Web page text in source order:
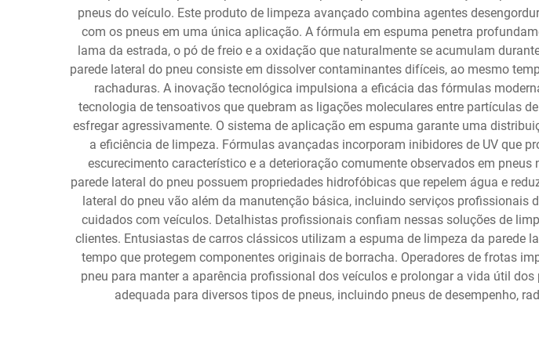
pneus do veículo. Este produto de limpeza avançado combina agentes
com os pneus em uma única aplicação. A fórmula em espuma penetra
lama da estrada, o pó de freio e a oxidação que naturalmente se acumulam
parede lateral do pneu consiste em dissolver contaminantes difíceis, ao mesmo
rachaduras. A inovação tecnológica impulsiona a eficácia das fórmulas
tecnologia de tensoativos que quebram as ligações moleculares entre partículas
esfregar agressivamente. O sistema de aplicação em espuma garante uma
a eficiência de limpeza. Fórmulas avançadas incorporam inibidores de UV que
escurecimento característico e a deterioração comumente observados em
parede lateral do pneu possuem propriedades hidrofóbicas que repelem água e
lateral do pneu vão além da manutenção básica, incluindo serviços
cuidados com veículos. Detalhistas profissionais confiam nessas soluções de
clientes. Entusiastas de carros clássicos utilizam a espuma de limpeza da parede
tempo que protegem componentes originais de borracha. Operadores de frotas
pneu para manter a aparência profissional dos veículos e prolongar a vida útil
adequada para diversos tipos de pneus, incluindo pneus de desempenho,